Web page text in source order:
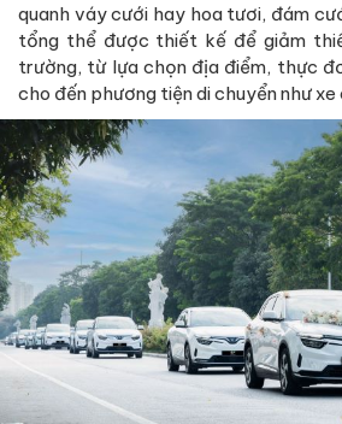
quanh váy cưới hay hoa tươi, đám
tổng thể được thiết kế để giảm
trường, từ lựa chọn địa điểm, thực
cho đến phương tiện di chuyển như xe